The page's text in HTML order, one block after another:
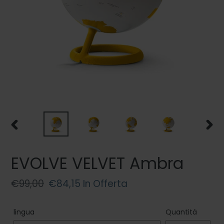
EVOLVE VELVET Ambra
Prezzo
listino
€99,00 Prezzo
€84,15 In Offerta
lingua Quantità